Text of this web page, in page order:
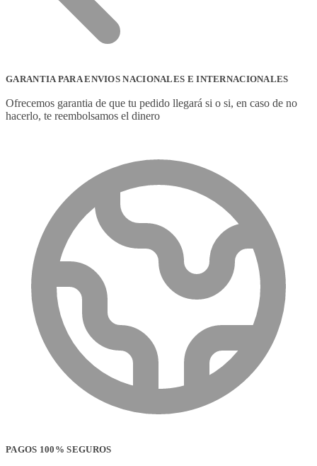
GARANTIA PARA ENVIOS NACIONALES E INTERNACIONALES
Ofrecemos garantia de que tu pedido llegará si o si, en caso de no
hacerlo, te reembolsamos el dinero
PAGOS 100% SEGUROS